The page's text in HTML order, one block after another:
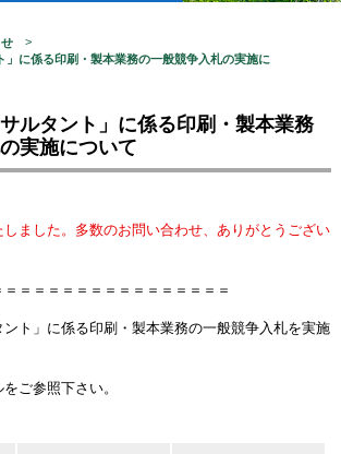
」に係る印刷・製本業務の一般競争入札の実施に
ルタント」に係る印刷・製本業務
実施について
しました。多数のお問い合わせ、ありがとうござい
＝＝＝＝＝＝＝＝＝＝＝＝＝＝＝
ント」に係る印刷・製本業務の一般競争入札を実施
ご参照下さい。